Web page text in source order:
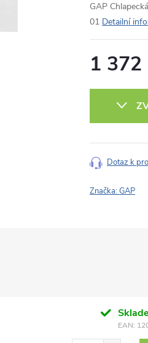
GAP
01 Detailní
1 372
Dotaz k
Značka:GAP
EAN: